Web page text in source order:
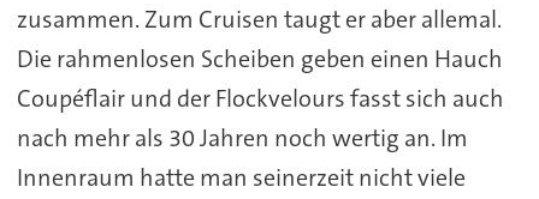
zusammen. Zum Cruisen taugt er aber allemal.
Die rahmenlosen Scheiben geben einen Hauch
Coupéflair und der Flockvelours fasst sich auch
nach mehr als 30 Jahren noch wertig an. Im
Innenraum hatte man seinerzeit nicht viele